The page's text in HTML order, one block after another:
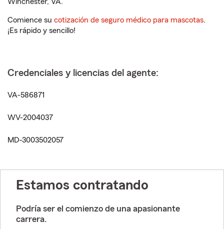
Comience su cotización de seguro médico para mascotas.
¡Es rápido y sencillo!
Credenciales y licencias del agente:
VA-586871
WV-2004037
MD-3003502057
Estamos contratando
Podría ser el comienzo de una apasionante
carrera.